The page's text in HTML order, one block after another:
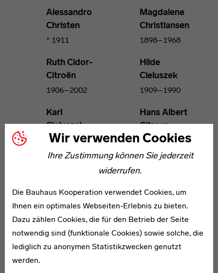
Wir verwenden Cookies
Ihre Zustimmung können Sie jederzeit
widerrufen.
Die Bauhaus Kooperation verwendet Cookies, um
Ihnen ein optimales Webseiten-Erlebnis zu bieten.
Dazu zählen Cookies, die für den Betrieb der Seite
notwendig sind (funktionale Cookies) sowie solche, die
lediglich zu anonymen Statistikzwecken genutzt
werden.
Alessandro
Christen
* 1911
Magdalene
Christiansen
1898–1968
Ruth Cidor-
Citroën
1906–2002
Hilde
Cieluszek
1909–1990
Karl
Cieluszek
1909–1989
Hans Albert
Citroen
1905–1985
Paul Roelof
1896–1983
Hugo
Clausing
1909–1994
Roman
Clemens
1910–1992
Georg
Benno
Cohrs